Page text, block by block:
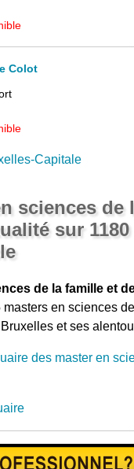
Colot
Capitale
sciences de
sur
de la famille et
masters en sciences
et ses
des master en